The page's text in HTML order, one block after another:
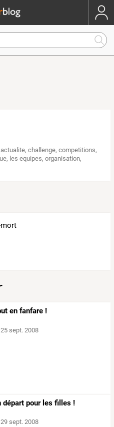
actualite,challenge,competitions,
, les equipes,organisation,
en fanfare !
25 sept. 2008
départ pour les filles !
29 sept. 2008